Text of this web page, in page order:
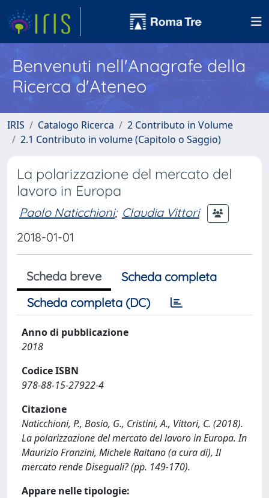
Benvenuti nell'Anagrafe della
Ricerca d'Ateneo
IRIS Catalogo Ricerca
2 Contributo in Volume
2.1 Contributo in volume (Capitolo o Saggio)
La polarizzazione del mercato del
lavoro in Europa
Paolo Naticchioni; Claudia Vittori
2018-01-01
Scheda breve
Scheda completa
Scheda completa (DC)
Anno di pubblicazione
2018
Codice ISBN
978-88-15-27922-4
Citazione
Naticchioni, P., Bosio, G., Cristini, A., Vittori, C. (2018).
La polarizzazione del mercato del lavoro in Europa. In
Maurizio Franzini, Michele Raitano (a cura di), Il
mercato rende Diseguali? (pp. 149-170).
Appare nelle tipologie: